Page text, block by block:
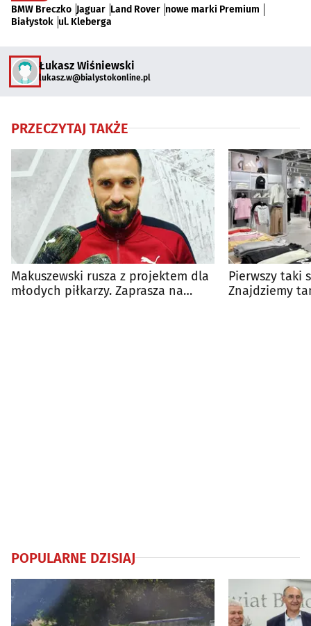
BMW Breczko Jaguar Land Rover nowe marki Premium
Białystok ul. Kleberga
Łukasz Wiśniewski
lukasz.w@bialystokonline.pl
PRZECZYTAJ TAKŻE
Makuszewski rusza z projektem dla
młodych piłkarzy. Zaprasza na
Pierwszy taki
Znajdziemy
POPULARNE DZISIAJ